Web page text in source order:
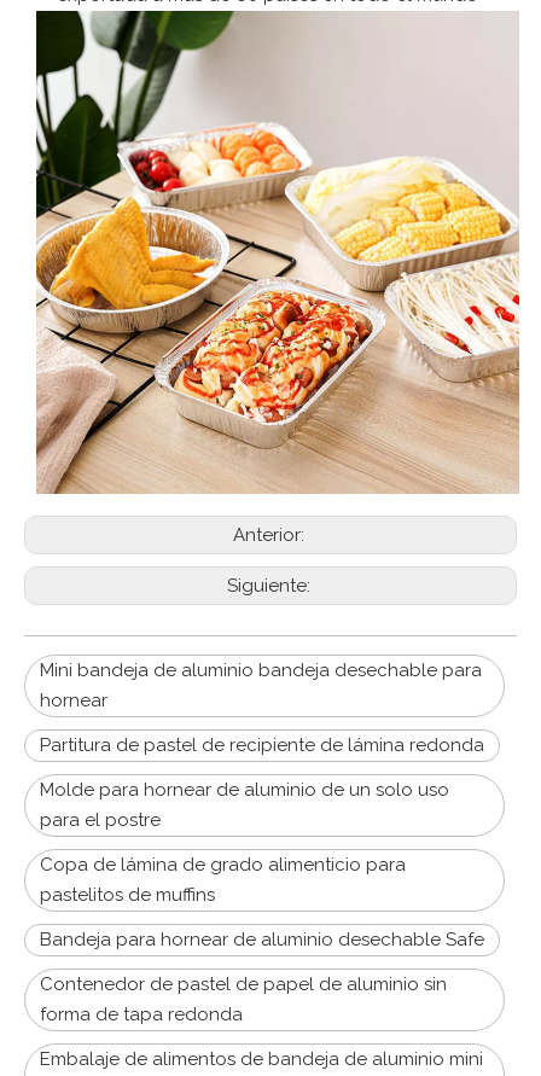
Anterior:
Siguiente:
Mini bandeja de aluminio bandeja desechable para
hornear
Partitura de pastel de recipiente de lámina redonda
Molde para hornear de aluminio de un solo uso
para el postre
Copa de lámina de grado alimenticio para
pastelitos de muffins
Bandeja para hornear de aluminio desechable Safe
Contenedor de pastel de papel de aluminio sin
forma de tapa redonda
Embalaje de alimentos de bandeja de aluminio mini